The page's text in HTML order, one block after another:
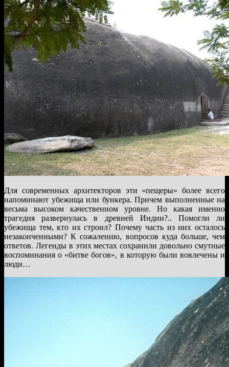
Для современных архитекторов эти «пещеры» более всего
напоминают убежища или бункера. Причем выполненные на
весьма высоком качественном уровне. Но какая именно
трагедия развернулась в древней Индии?.. Помогли ли
убежища тем, кто их строил? Почему часть из них осталось
незаконченными? К сожалению, вопросов куда больше, чем
ответов. Легенды в этих местах сохранили довольно смутные
воспоминания о «битве богов», в которую были вовлечены и
люди…